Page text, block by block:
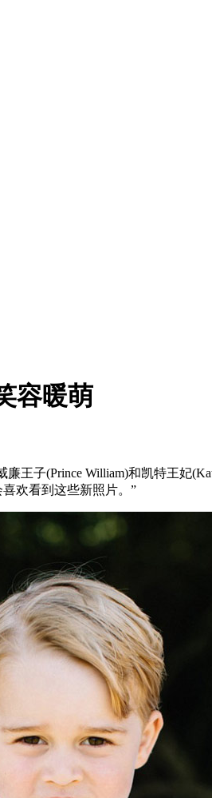
容暖萌
王子(Prince William)和凯特王妃
欢看到这些新照片。”